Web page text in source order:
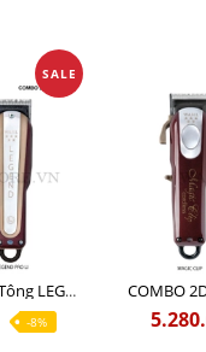
SALE
COMBO 2E USA l Tông LEGEND PRO LI + Tông MAGIC CLIP
-8%